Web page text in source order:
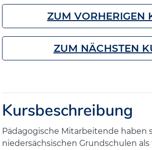
ZUM VORHERIGEN
ZUM NÄCHSTEN
Kursbeschreibung
Pädagogische Mitarbeitende haben
niedersächsischen Grundschulen als